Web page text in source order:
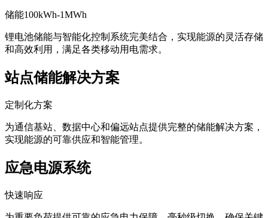
储能100kWh-1MWh
锂电池储能与智能化控制系统完美结合，实现能源的灵活存储
和高效利用，满足各类移动用电需求。
站点储能解决方案
定制化方案
为通信基站、数据中心和偏远站点提供完整的储能解决方案，
实现能源的可靠供应和智能管理。
应急电源系统
快速响应